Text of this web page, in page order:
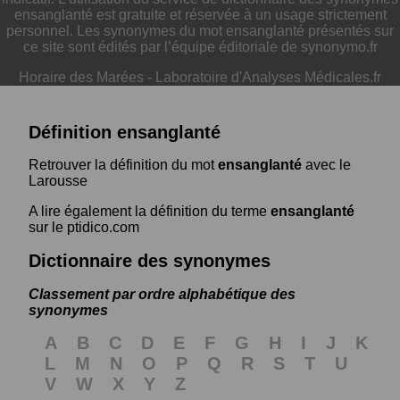
ensanglanté est gratuite et réservée à un usage strictement
personnel. Les synonymes du mot ensanglanté présentés sur
ce site sont édités par l’équipe éditoriale de synonymo.fr
Horaire des Marées - Laboratoire d'Analyses Médicales.fr
Définition ensanglanté
Retrouver la définition du motensanglanté avec le
Larousse
A lire également la définition du terme ensanglanté
sur le ptidico.com
Dictionnaire des synonymes
Classement par ordre alphabétique des
synonymes
A B C D E F G H I J
K
L
M N O P Q R S T
U
V
W X Y Z